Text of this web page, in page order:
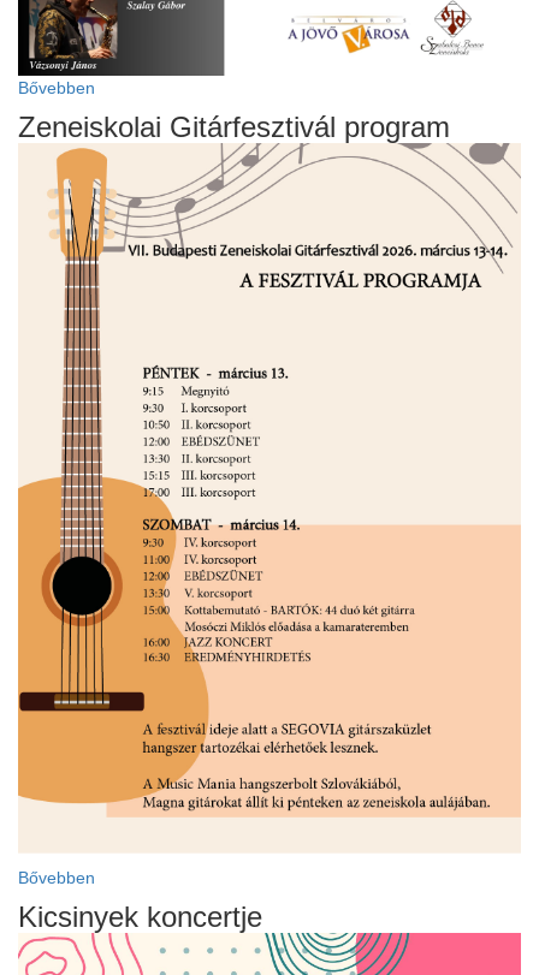
Bővebben
Zeneiskolai Gitárfesztivál program
Bővebben
Kicsinyek koncertje